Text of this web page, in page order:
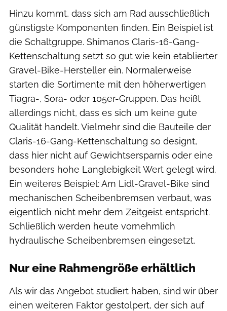
Hinzu kommt, dass sich am Rad ausschließlich
günstigste Komponenten finden. Ein Beispiel ist
die Schaltgruppe. Shimanos Claris-16-Gang-
Kettenschaltung setzt so gut wie kein etablierter
Gravel-Bike-Hersteller ein. Normalerweise
starten die Sortimente mit den höherwertigen
Tiagra-, Sora- oder 105er-Gruppen. Das heißt
allerdings nicht, dass es sich um keine gute
Qualität handelt. Vielmehr sind die Bauteile der
Claris-16-Gang-Kettenschaltung so designt,
dass hier nicht auf Gewichtsersparnis oder eine
besonders hohe Langlebigkeit Wert gelegt wird.
Ein weiteres Beispiel: Am Lidl-Gravel-Bike sind
mechanischen Scheibenbremsen verbaut, was
eigentlich nicht mehr dem Zeitgeist entspricht.
Schließlich werden heute vornehmlich
hydraulische Scheibenbremsen eingesetzt.
Nur eine Rahmengröße erhältlich
Als wir das Angebot studiert haben, sind wir über
einen weiteren Faktor gestolpert, der sich auf